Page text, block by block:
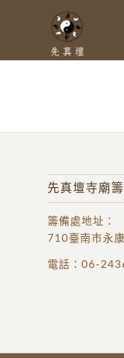
先真壇寺廟
籌備處地址 ：
710臺南市永
電話： 06-